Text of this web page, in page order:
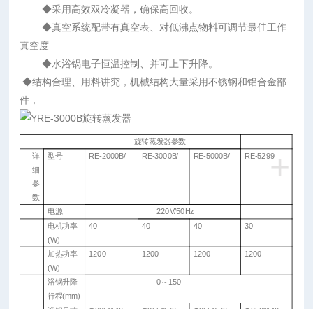
◆采用高效双冷凝器，确保高回收。
◆真空系统配带有真空表、对低沸点物料可调节最佳工作
真空度
◆水浴锅电子恒温控制、并可上下升降。
◆结构合理、用料讲究，机械结构大量采用不锈钢和铝合金部
件，
+
旋转蒸发器参数
详
细
参
数
型号 RE-2000B/ RE-3000B/ RE-5000B/ RE-5299
电源
220V/50Hz
电机功率
(W)
40 40 40 30
加热功率
(W)
1200 1200 1200 1200
浴锅升降
行程(mm)
0～ 150